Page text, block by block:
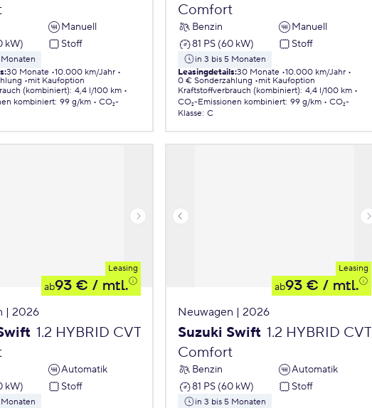
Manuell
kW)
Stoff
:30 Monate 10.000 km/Jahr
mit Kaufoption
(kombiniert): 4,4 l/100 km
kombiniert: 99 g/km
CO₂-
Comfort
Benzin
Manuell
81 PS (60 kW)
Stoff
in 3 bis 5 Monaten
Leasingdetails:30 Monate 10.000 km/Jahr
0 € Sonderzahlung
mit Kaufoption
Kraftstoffverbrauch (kombiniert): 4,4 l/100 km
CO₂-Emissionen kombiniert: 99 g/km
CO₂-
Klasse: C
Leasing
ab93 € / mtl.
| 2026
1.2 HYBRID CVT
Automatik
kW)
Stoff
Leasing
ab93 € / mtl.
Neuwagen | 2026
Suzuki Swift 1.2 HYBRID CVT
Comfort
Benzin
Automatik
81 PS (60 kW)
Stoff
in 3 bis 5 Monaten